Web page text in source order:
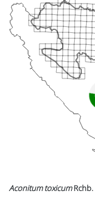
Aconitum toxicumRchb.